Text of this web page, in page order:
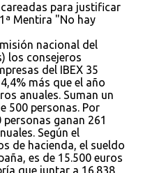
para justificar
Mentira "No hay
nacional del
los consejeros
del IBEX 35
más que el año
anuales. Suman un
500 personas. Por
ganan 261
Según el
de hacienda, el sueldo
es de 15.500 euros
que juntar a 16.838